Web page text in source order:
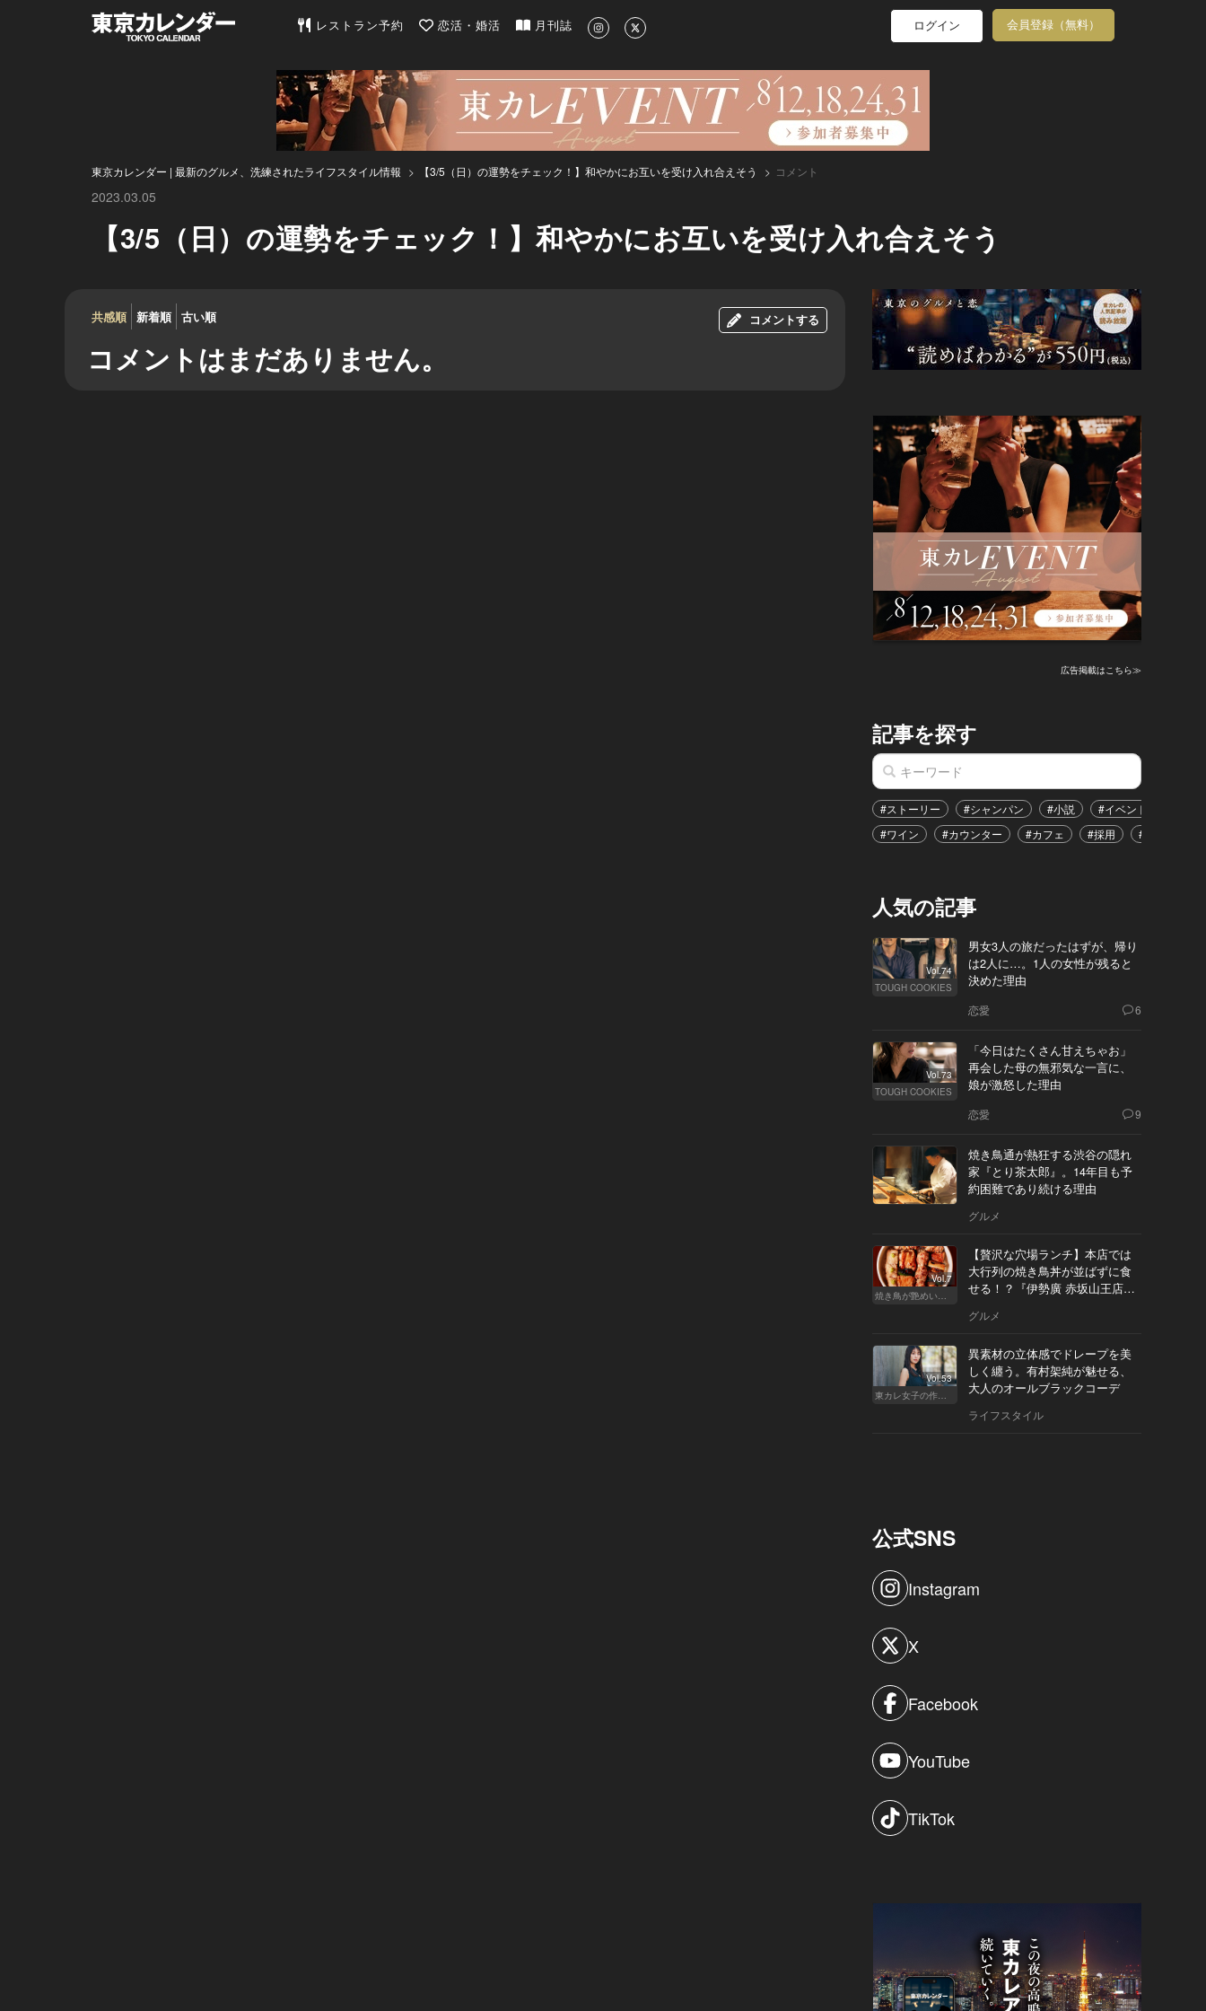
東京カレンダー | 最新のグルメ、洗練されたライフスタイル情報
レストラン予約 恋活・婚活 月刊誌 ログイン 会員登録（無料）
東京カレンダー | 最新のグルメ、洗練されたライフスタイル情報 【3/5（日）の運勢をチェック！】和やかにお互いを受け入れ合えそう コメント
2023.03.05
【3/5（日）の運勢をチェック！】和やかにお互いを受け入れ合えそう
共感順 新着順 古い順 コメントする
コメントはまだありません。
広告掲載はこちら≫
記事を探す
#ストーリー #シャンパン #小説 #イベント
#ワイン
#カウンター #カフェ #採用 #恋愛
人気の記事
Vol.74
TOUGH COOKIES
男女3人の旅だったはずが、帰り
は2人に…。1人の女性が残ると
決めた理由
恋愛 6
Vol.73
TOUGH COOKIES
「今日はたくさん甘えちゃお」
再会した母の無邪気な一言に、
娘が激怒した理由
恋愛 9
焼き鳥通が熱狂する渋谷の隠れ
家『とり茶太郎』。14年目も予
約困難であり続ける理由
グルメ
Vol.7
焼き鳥が艶めいてきた
【贅沢な穴場ランチ】本店では
大行列の焼き鳥丼が並ばずに食
せる！？『伊勢廣 赤坂山王店』
グルメ
Vol.53
東カレ女子の作り方
異素材の立体感でドレープを美
しく纏う。有村架純が魅せる、
大人のオールブラックコーデ
ライフスタイル
公式SNS
Instagram
X
Facebook
YouTube
TikTok